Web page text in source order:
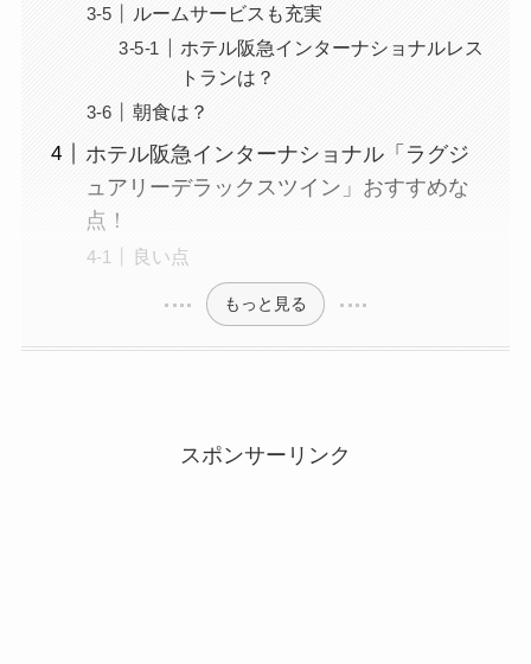
ルームサービスも充実
ホテル阪急インターナショナルレス
トランは？
朝食は？
ホテル阪急インターナショナル「ラグジ
ュアリーデラックスツイン」おすすめな
点！
良い点
もっと見る
スポンサーリンク